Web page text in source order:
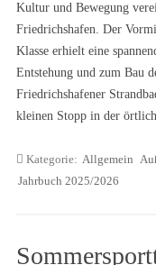
Kultur und Bewegung
Friedrichshafen. Der
Klasse erhielt eine
Entstehung und zum Bau
Friedrichshafener
kleinen Stopp in der
Kategorie: Allgemein
Jahrbuch 2025/2026